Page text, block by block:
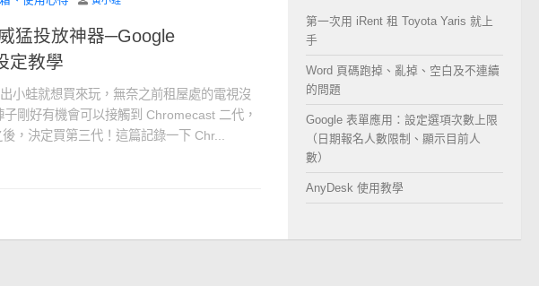
猛投放神器─Google
定教學
小蛙就想買來玩，無奈之前租屋處的電視沒
剛好有機會可以接觸到 Chromecast 二代，
，決定買第三代！這篇記錄一下 Chr...
第一次用 iRent 租 Toyota Yaris 就上
手
Word 頁碼跑掉、亂掉、空白及不連續
的問題
Google 表單應用：設定選項次數上限
（日期報名人數限制、顯示目前人
數）
AnyDesk 使用教學